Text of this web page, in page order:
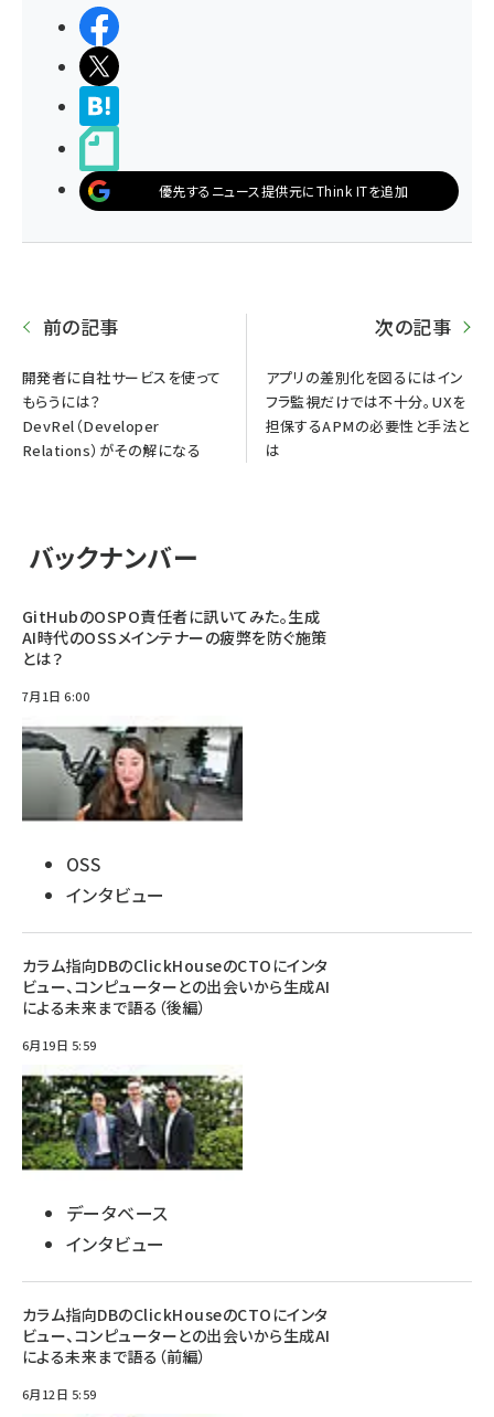
優先するニュース提供元にThink ITを追加
前の記事
開発者に自社サービスを使って
もらうには？
DevRel（Developer
Relations）がその解になる
次の記事
アプリの差別化を図るにはイン
フラ監視だけでは不十分。UXを
担保するAPMの必要性と手法と
は
バックナンバー
GitHubのOSPO責任者に訊いてみた。生成
AI時代のOSSメインテナーの疲弊を防ぐ施策
とは？
7月1日 6:00
OSS
インタビュー
カラム指向DBのClickHouseのCTOにインタ
ビュー、コンピューターとの出会いから生成AI
による未来まで語る（後編）
6月19日 5:59
データベース
インタビュー
カラム指向DBのClickHouseのCTOにインタ
ビュー、コンピューターとの出会いから生成AI
による未来まで語る（前編）
6月12日 5:59